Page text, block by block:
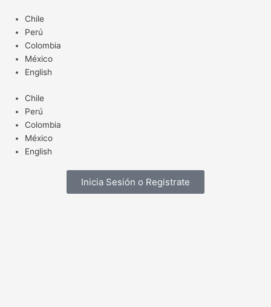
contenido
Chile
Perú
Colombia
México
English
Chile
Perú
Colombia
México
English
Inicia Sesión o Registrate